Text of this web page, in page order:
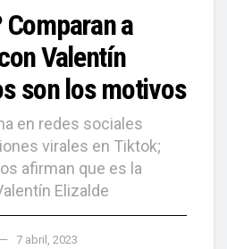
Comparan a
Valentín
son los motivos
en redes sociales
virales en Tiktok;
afirman que es la
Elizalde
7 abril, 2023